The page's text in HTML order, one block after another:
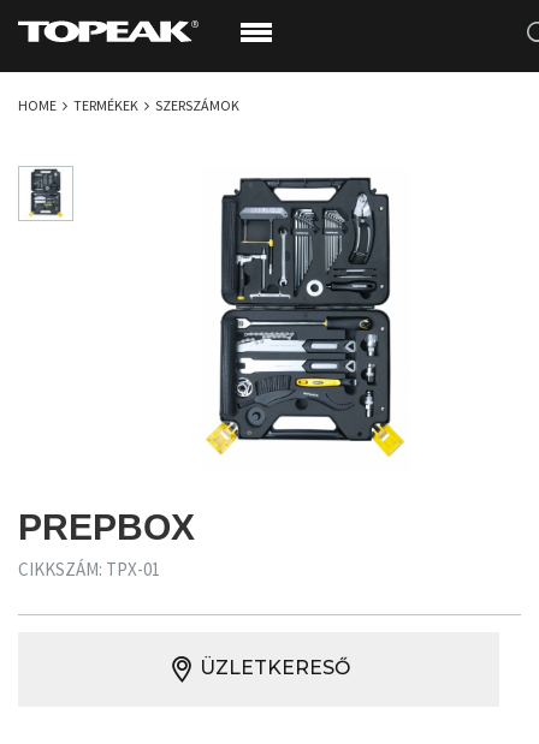
HOME TERMÉKEK SZERSZÁMOK
PREPBOX
CIKKSZÁM: TPX-01
ÜZLETKERESŐ